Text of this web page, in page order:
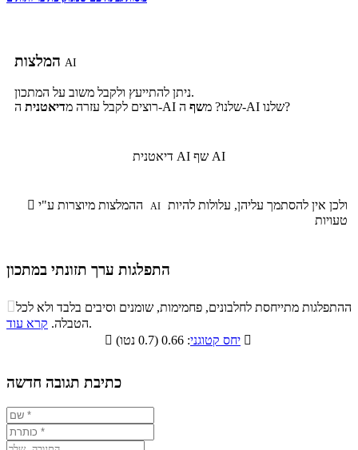
AI
ניתן להתייעץ ולקבל משוב על המתכון.
רוצים לקבל עזרה מדיאטנית ה-AI שלנו? משף ה-AI שלנו?
דיאטנית AI שף AI
 AI
טעויות
התפלגות ערך תזונתי במתכון
התפלגות ערך תזונתי במתכון
סיבים
תזונתיים
שומנים חלבונים
50.5%
ההתפלגות מתייחסת לחלבונים, פחמימות, שומנים וסיבים בלבד ולא לכל
הטבלה. קרא עוד
.

יחס קטוגני 
כתיבת תגובה חדשה